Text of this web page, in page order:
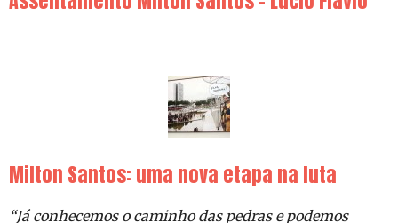
Milton Santos: uma nova etapa na luta
“Já conhecemos o caminho das pedras e podemos